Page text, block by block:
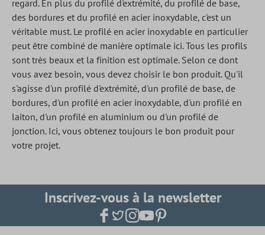
regard. En plus du profilé d'extrémité, du profilé de base,
des bordures et du profilé en acier inoxydable, c'est un
véritable must. Le profilé en acier inoxydable en particulier
peut être combiné de manière optimale ici. Tous les profils
sont très beaux et la finition est optimale. Selon ce dont
vous avez besoin, vous devez choisir le bon produit. Qu'il
s'agisse d'un profilé d'extrémité, d'un profilé de base, de
bordures, d'un profilé en acier inoxydable, d'un profilé en
laiton, d'un profilé en aluminium ou d'un profilé de
jonction. Ici, vous obtenez toujours le bon produit pour
votre projet.
Inscrivez-vous à la newsletter